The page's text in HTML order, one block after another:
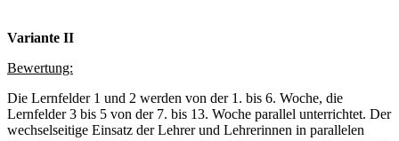
Variante II
Bewertung:
Die Lernfelder 1 und 2 werden von der 1. bis 6. Woche, die
Lernfelder 3 bis 5 von der 7. bis 13. Woche parallel unterrichtet. Der
wechselseitige Einsatz der Lehrer und Lehrerinnen in parallelen